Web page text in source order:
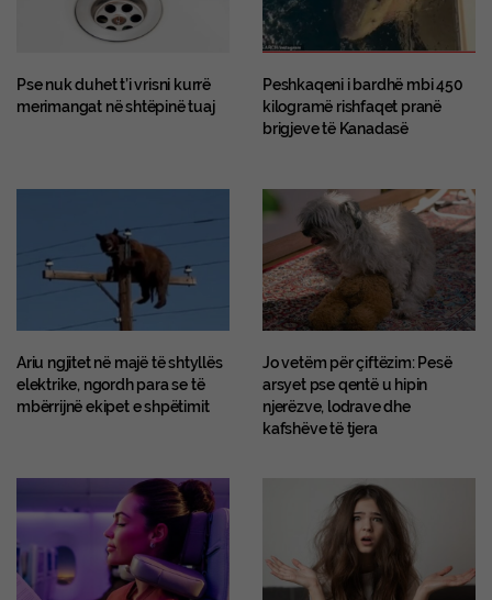
Pse nuk duhet t’i vrisni kurrë
merimangat në shtëpinë tuaj
Peshkaqeni i bardhë mbi 450
kilogramë rishfaqet pranë
brigjeve të Kanadasë
Ariu ngjitet në majë të shtyllës
elektrike, ngordh para se të
mbërrijnë ekipet e shpëtimit
Jo vetëm për çiftëzim: Pesë
arsyet pse qentë u hipin
njerëzve, lodrave dhe
kafshëve të tjera